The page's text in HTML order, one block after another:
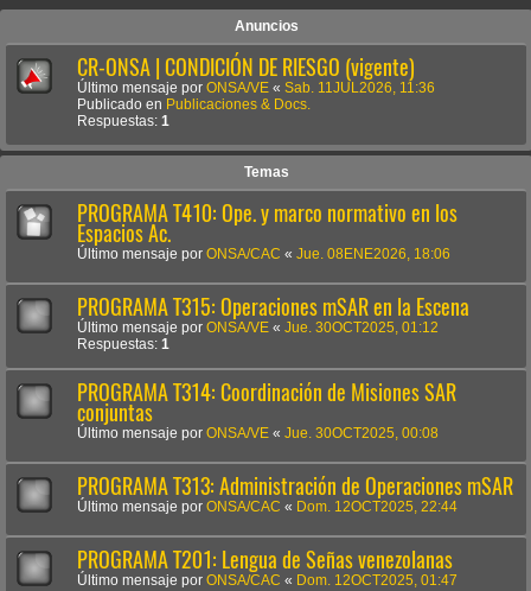
Anuncios
CR-ONSA | CONDICIÓN DE RIESGO (vigente)
Último mensaje por ONSA/VE « Sab. 11JUL2026, 11:36
Publicado en Publicaciones & Docs.
Respuestas: 1
Temas
PROGRAMA T410: Ope. y marco normativo en los
Espacios Ac.
Último mensaje por ONSA/CAC « Jue. 08ENE2026, 18:06
PROGRAMA T315: Operaciones mSAR en la Escena
Último mensaje por ONSA/VE « Jue. 30OCT2025, 01:12
Respuestas: 1
PROGRAMA T314: Coordinación de Misiones SAR
conjuntas
Último mensaje por ONSA/VE « Jue. 30OCT2025, 00:08
PROGRAMA T313: Administración de Operaciones mSAR
Último mensaje por ONSA/CAC « Dom. 12OCT2025, 22:44
PROGRAMA T201: Lengua de Señas venezolanas
Último mensaje por ONSA/CAC « Dom. 12OCT2025, 01:47